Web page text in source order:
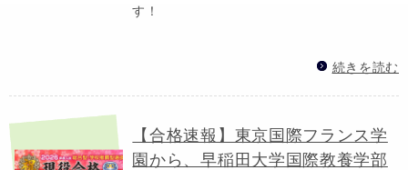
す！
続きを読む
【合格速報】東京国際フランス学
園から、早稲田大学国際教養学部